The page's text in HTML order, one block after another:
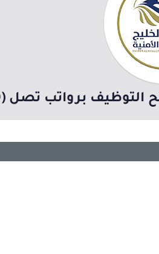
برواتب تصل (7,000 ريال)